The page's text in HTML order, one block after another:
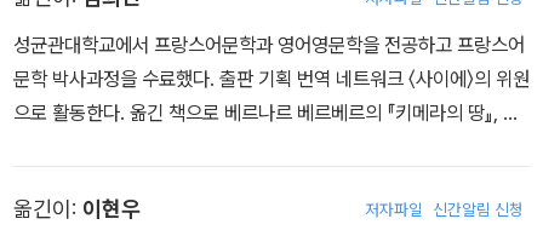
성균관대학교에서 프랑스어문학과 영어영문학을 전공하고 프랑스어
문학 박사과정을 수료했다. 출판 기획 번역 네트워크 〈사이에〉의 위원
으로 활동한다. 옮긴 책으로 베르나르 베르베르의 『키메라의 땅』, 알
포앙키노스의 『두 번째 아이』, 앙투안 볼로딘의 『찬란한 종착역』, 루
옮긴이: 이현우 저자파일 신간알림 신청